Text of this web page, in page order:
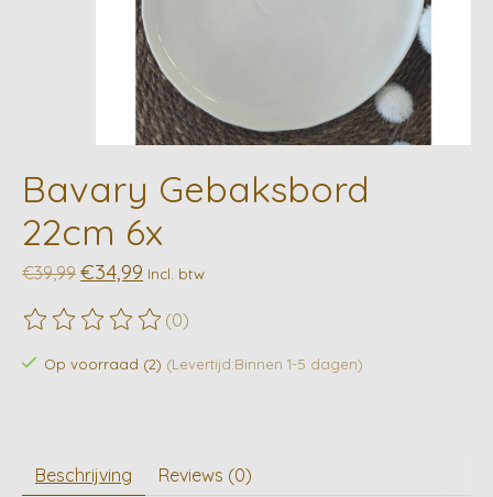
Bavary Gebaksbord
22cm 6x
€39,99 €34,99 Incl. btw
De beoordeling van dit product is
(0)
Op voorraad (2) (Levertijd:Binnen 1-5 dagen)
Beschrijving Reviews (0)